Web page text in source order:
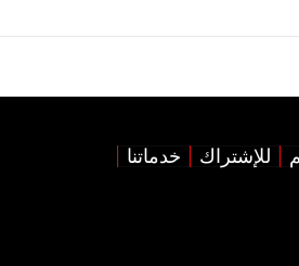
للإشتراك
خدماتنا